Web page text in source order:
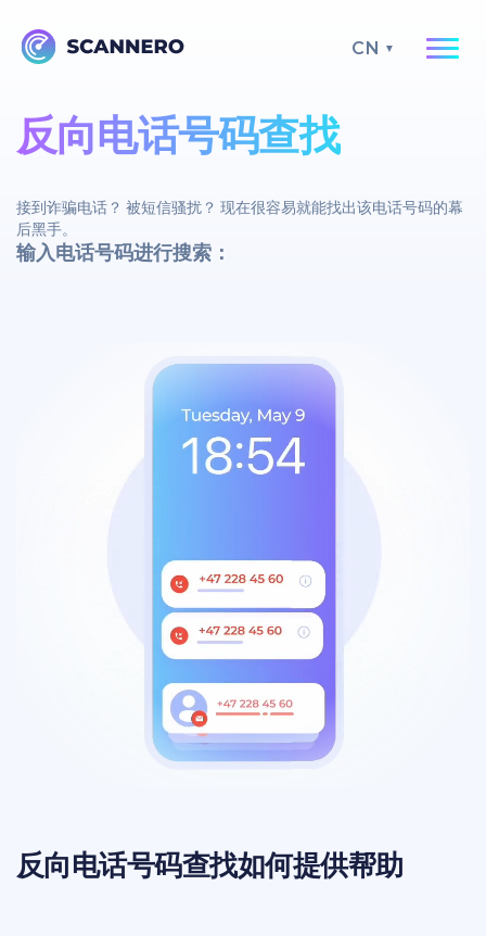
CN
反向电话号码查找
接到诈骗电话？ 被短信骚扰？ 现在很容易就能找出该电话号码的幕
后黑手。
输入电话号码进行搜索：
反向电话号码查找如何提供帮助